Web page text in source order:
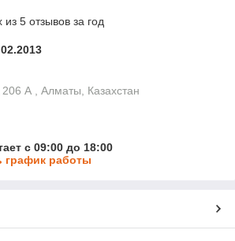
5 отзывов за год
А , Алматы, Казахстан
с 09:00 до 18:00
график работы